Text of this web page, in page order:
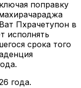
поправку
Пхрачетупон в
исполнять
срока того
года.